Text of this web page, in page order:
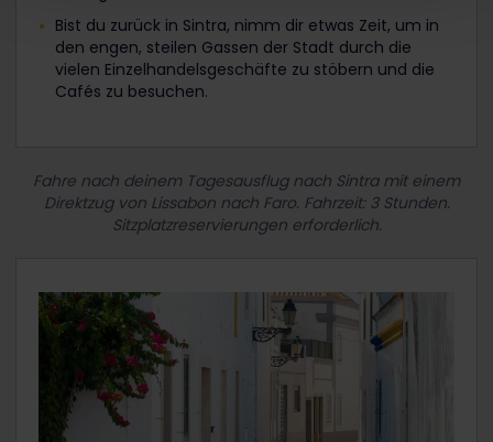
Bist du zurück in Sintra, nimm dir etwas Zeit, um in
den engen, steilen Gassen der Stadt durch die
vielen Einzelhandelsgeschäfte zu stöbern und die
Cafés zu besuchen.
Fahre nach deinem Tagesausflug nach Sintra mit einem
Direktzug von Lissabon nach Faro. Fahrzeit: 3 Stunden.
Sitzplatzreservierungen erforderlich.